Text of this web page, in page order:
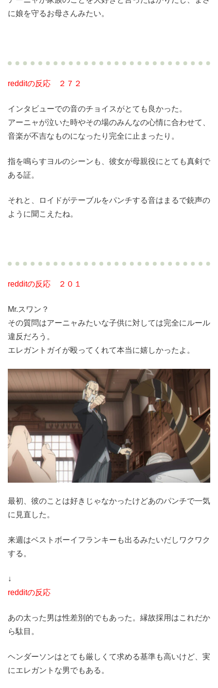
に娘を守るお母さんみたい。
redditの反応 ２７２
インタビューでの音のチョイスがとても良かった。
アーニャが泣いた時やその場のみんなの心情に合わせて、
音楽が不吉なものになったり完全に止まったり。
指を鳴らすヨルのシーンも、彼女が母親役にとても真剣で
ある証。
それと、ロイドがテーブルをパンチする音はまるで銃声の
ように聞こえたね。
redditの反応 ２０１
Mr.スワン？
その質問はアーニャみたいな子供に対しては完全にルール
違反だろう。
エレガントガイが殴ってくれて本当に嬉しかったよ。
最初、彼のことは好きじゃなかったけどあのパンチで一気
に見直した。
来週はベストボーイフランキーも出るみたいだしワクワク
する。
↓
redditの反応
あの太った男は性差別的でもあった。縁故採用はこれだか
ら駄目。
ヘンダーソンはとても厳しくて求める基準も高いけど、実
にエレガントな男でもある。